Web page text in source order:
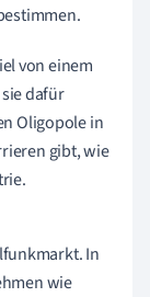
von einem
dafür
Oligopole in
gibt, wie
In
wie